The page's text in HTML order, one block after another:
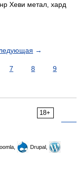
Хеви метал, хард
→
7 8
9
18+
Drupal,